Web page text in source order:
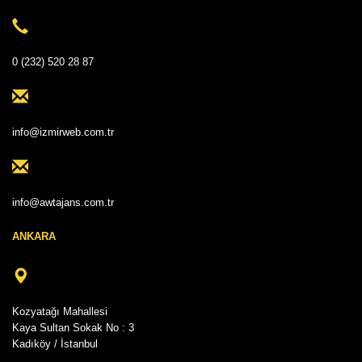
0 (232) 520 28 87
info@izmirweb.com.tr
info@awtajans.com.tr
ANKARA
Kozyatağı Mahallesi
Kaya Sultan Sokak No : 3
Kadıköy / İstanbul